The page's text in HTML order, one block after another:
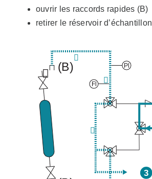
ouvrir les raccords rapides (B)
retirer le réservoir d’échantillon